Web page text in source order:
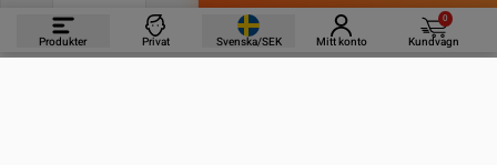
Produkter Privat Svenska/SEK Mitt konto
0
Kundvagn